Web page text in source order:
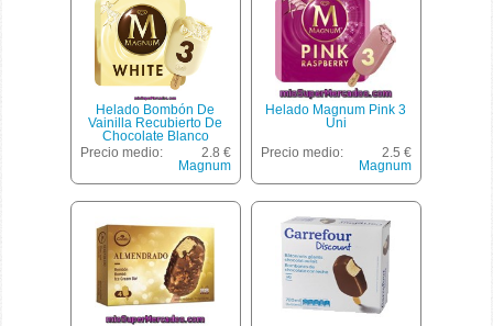
Helado Bombón De
Vainilla Recubierto De
Chocolate Blanco
Magnum De Frigo Pack
De 3 Unidades De 110
Precio medio:
2.8 €
Magnum
Helado Magnum Pink 3
Uni
Precio medio:
2.5 €
Magnum